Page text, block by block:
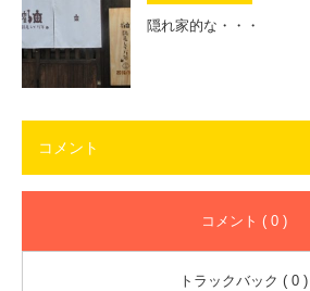
隠れ家的な・・・
コメント
コメント ( 0 )
トラックバック ( 0 )